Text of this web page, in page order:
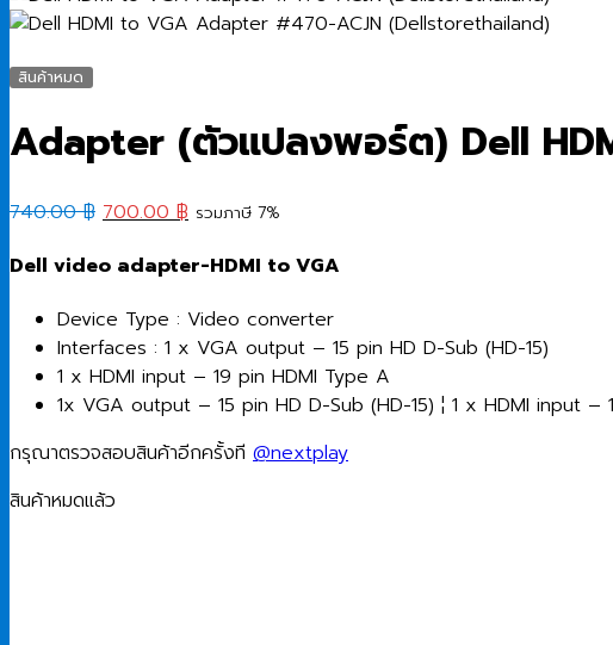
สินค้าหมด
Adapter (ตัวแปลงพอร์ต) Dell
740.00฿ Original
was:
700.00฿ Current
is:
รวมภาษี 7%
Dell video adapter-HDMI to VGA
Device Type : Video converter
Interfaces : 1 x VGA output – 15 pin HD D-Sub (HD-15)
1 x HDMI input – 19 pin HDMI Type A
1x VGA output – 15 pin HD D-Sub (HD-15) ¦ 1 x HDMI input –
กรุณาตรวจสอบสินค้าอีกครั้งที @nextplay
สินค้าหมดแล้ว